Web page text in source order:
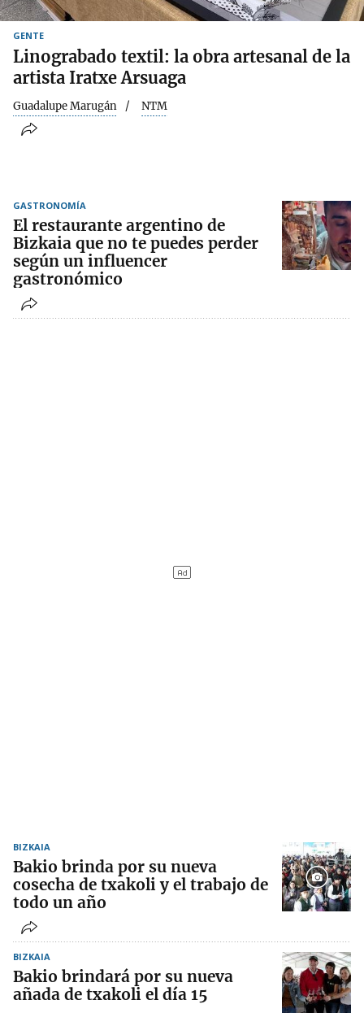
GENTE
Linograbado textil: la obra artesanal de la
artista Iratxe Arsuaga
Guadalupe Marugán NTM
GASTRONOMÍA
El restaurante argentino de
Bizkaia que no te puedes perder
según un influencer
gastronómico
BIZKAIA
Bakio brinda por su nueva
cosecha de txakoli y el trabajo de
todo un año
BIZKAIA
Bakio brindará por su nueva
añada de txakoli el día 15